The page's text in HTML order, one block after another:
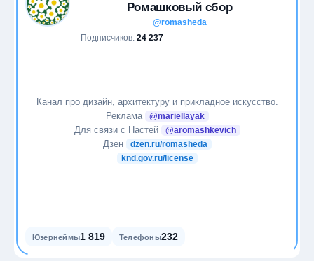
Ромашковый сбор
@romasheda
Подписчиков: 24 237
Канал про дизайн, архитектуру и прикладное искусство.
Реклама
@mariellayak
Для связи с Настей @aromashkevich
Дзен
dzen.ru/romasheda
knd.gov.ru/license
Юзернеймы1 819 Телефоны232